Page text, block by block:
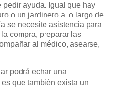
pedir ayuda. Igual que hay
o un jardinero a lo largo de
se necesite asistencia para
compra, preparar las
al médico, asearse,
podrá echar una
que también exista un